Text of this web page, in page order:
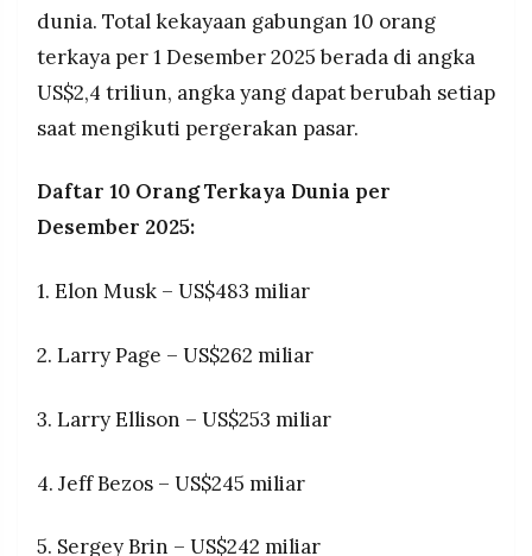
dunia. Total kekayaan gabungan 10 orang
terkaya per 1 Desember 2025 berada di angka
US$2,4 triliun, angka yang dapat berubah setiap
saat mengikuti pergerakan pasar.
Daftar 10 Orang Terkaya Dunia per
Desember 2025:
1. Elon Musk – US$483 miliar
2. Larry Page – US$262 miliar
3. Larry Ellison – US$253 miliar
4. Jeff Bezos – US$245 miliar
5. Sergey Brin – US$242 miliar